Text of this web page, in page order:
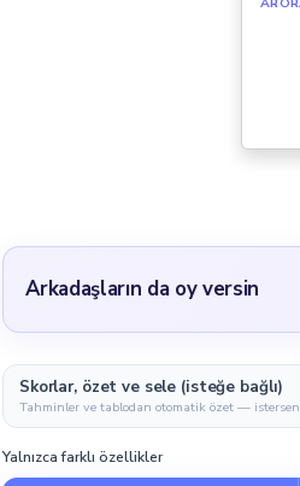
Arkadaşların da oy versin
Skorlar, özet ve sele (isteğe bağlı)
Tahminler ve tablodan otomatik özet —
Yalnızca farklı özellikler